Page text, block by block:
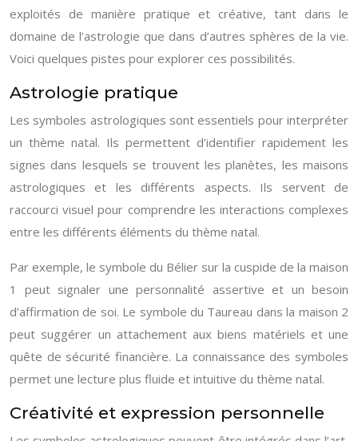
exploités de manière pratique et créative, tant dans le
domaine de l’astrologie que dans d’autres sphères de la vie.
Voici quelques pistes pour explorer ces possibilités.
Astrologie pratique
Les symboles astrologiques sont essentiels pour interpréter
un thème natal. Ils permettent d’identifier rapidement les
signes dans lesquels se trouvent les planètes, les maisons
astrologiques et les différents aspects. Ils servent de
raccourci visuel pour comprendre les interactions complexes
entre les différents éléments du thème natal.
Par exemple, le symbole du Bélier sur la cuspide de la maison
1 peut signaler une personnalité assertive et un besoin
d’affirmation de soi. Le symbole du Taureau dans la maison 2
peut suggérer un attachement aux biens matériels et une
quête de sécurité financière. La connaissance des symboles
permet une lecture plus fluide et intuitive du thème natal.
Créativité et expression personnelle